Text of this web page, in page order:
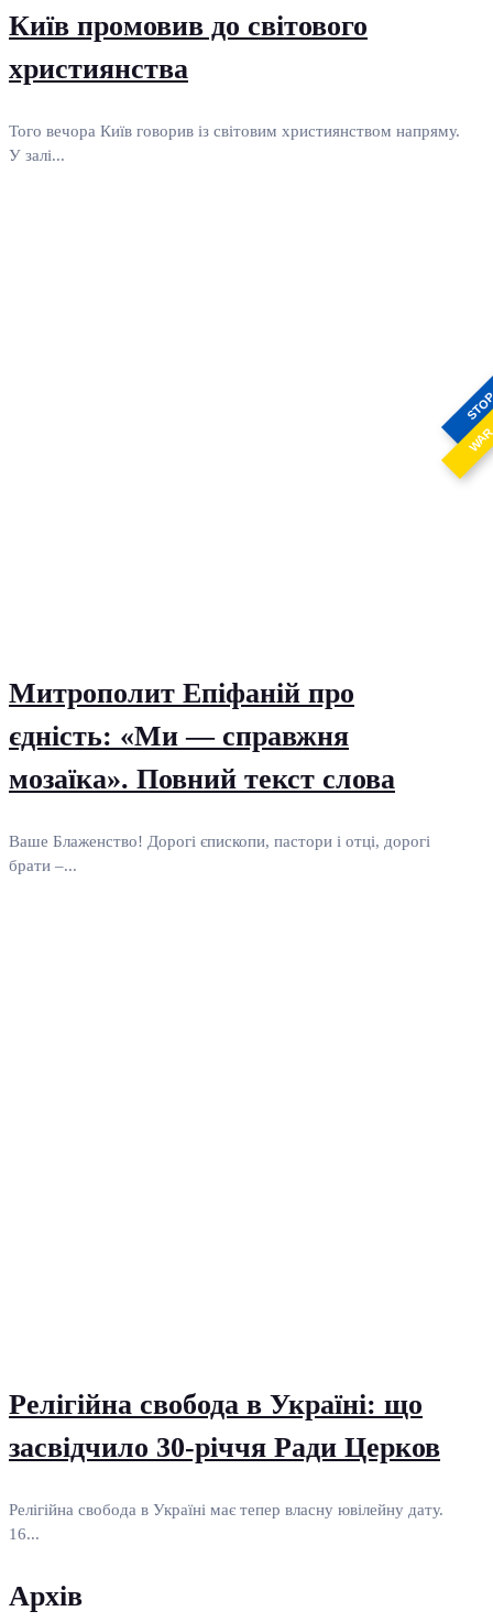
Київ промовив до світового
християнства
Того вечора Київ говорив із світовим християнством напряму.
У залі...
Митрополит Епіфаній про
єдність: «Ми — справжня
мозаїка». Повний текст слова
Ваше Блаженство! Дорогі єпископи, пастори і отці, дорогі
брати –...
Релігійна свобода в Україні: що
засвідчило 30-річчя Ради Церков
Релігійна свобода в Україні має тепер власну ювілейну дату.
16...
Архів